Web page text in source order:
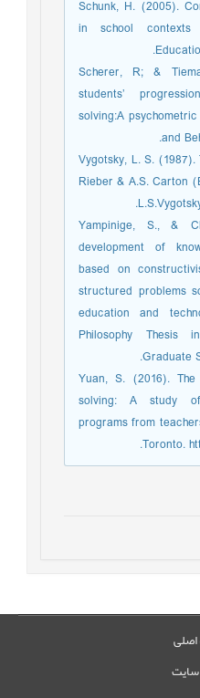
Schunk, H. (2005).
in school
Scherer, R; &
students’
solving:A
and
Vygotsky, L. S.
Rieber & A.S. Carton
Yampinige, S., &
development of
based on
structured problems
education and
Philosophy Thesis
Graduate
Yuan, S. (2016).
solving: A study
programs from
Toronto.